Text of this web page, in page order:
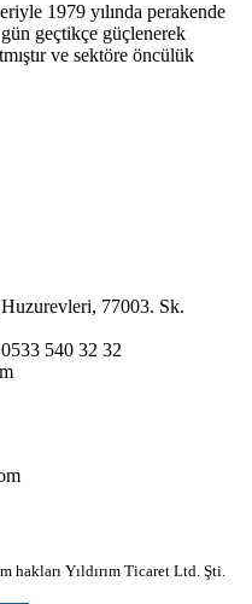
1979 yılında perakende
geçtikçe güçlenerek
ve sektöre öncülük
Huzurevleri, 77003. Sk.
0533 540 32 32
hakları Yıldırım Ticaret Ltd. Şti.